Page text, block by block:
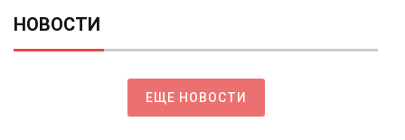
НОВОСТИ
ЕЩЕ НОВОСТИ